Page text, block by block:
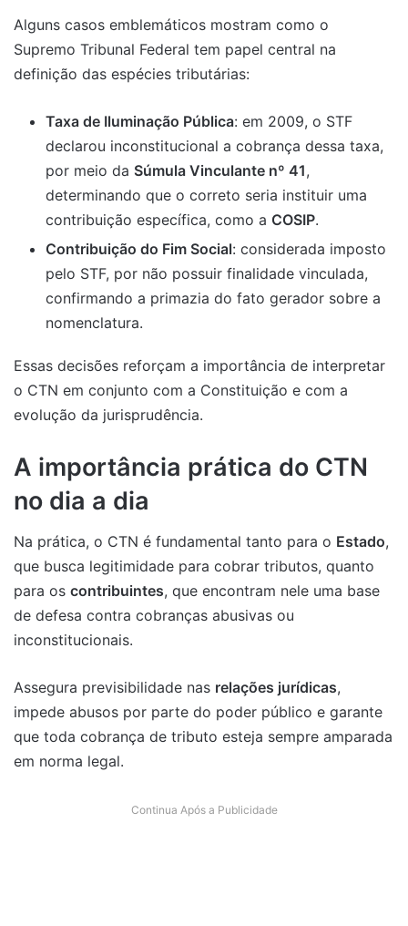
Alguns casos emblemáticos mostram como o
Supremo Tribunal Federal tem papel central na
definição das espécies tributárias:
Taxa de Iluminação Pública: em 2009, o STF
declarou inconstitucional a cobrança dessa taxa,
por meio da Súmula Vinculante nº 41,
determinando que o correto seria instituir uma
contribuição específica, como a COSIP.
Contribuição do Fim Social: considerada imposto
pelo STF, por não possuir finalidade vinculada,
confirmando a primazia do fato gerador sobre a
nomenclatura.
Essas decisões reforçam a importância de interpretar
o CTN em conjunto com a Constituição e com a
evolução da jurisprudência.
A importância prática do CTN
no dia a dia
Na prática, o CTN é fundamental tanto para o Estado,
que busca legitimidade para cobrar tributos, quanto
para os contribuintes, que encontram nele uma base
de defesa contra cobranças abusivas ou
inconstitucionais.
Assegura previsibilidade nas relações jurídicas,
impede abusos por parte do poder público e garante
que toda cobrança de tributo esteja sempre amparada
em norma legal.
Continua Após a Publicidade